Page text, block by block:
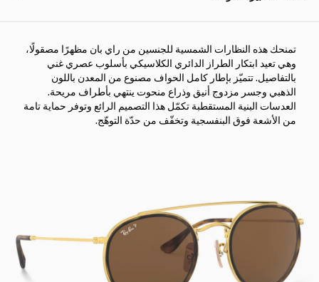
تمنحك هذه النظارات الشمسية للجنسين من راي بان مظهرًا مصقولًا،
وهي تعيد ابتكار الطراز الدائري الكلاسيكي بأسلوب عصري غني
بالتفاصيل. تتميّز بإطار كامل الحواف مصنوع من المعدن باللون
الذهبي وجسر مزدوج أنيق وذراع منحوت ينتهي بأطراف مريحة.
العدسات البنية المستقطبة تكمّل هذا التصميم الرائع وتوفر حماية تامة
من الأشعة فوق البنفسجية وتخفّف من حدّة التوهّج.